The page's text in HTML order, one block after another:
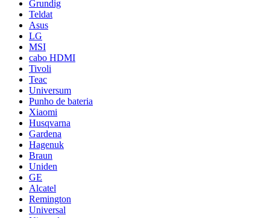
Grundig
Teldat
Asus
LG
MSI
cabo HDMI
Tivoli
Teac
Universum
Punho de bateria
Xiaomi
Husqvarna
Gardena
Hagenuk
Braun
Uniden
GE
Alcatel
Remington
Universal